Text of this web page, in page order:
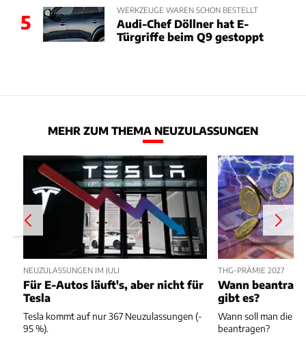
5
WERKZEUGE WAREN SCHON BESTELLT
Audi-Chef Döllner hat E-
Türgriffe beim Q9 gestoppt
MEHR ZUM THEMA NEUZULASSUNGEN
NEUZULASSUNGEN IM JULI
Für E-Autos läuft's, aber nicht für
Tesla
Tesla kommt auf nur 367 Neuzulassungen (-
95 %).
THG-PRÄMIE 2027
Wann
gibt es?
Wann soll man die
beantragen?